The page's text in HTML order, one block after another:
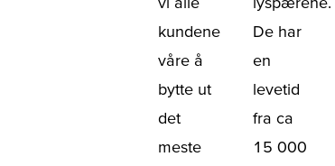
kundene
våre å
bytte ut
det
meste
De har
en
levetid
fra ca
15 000